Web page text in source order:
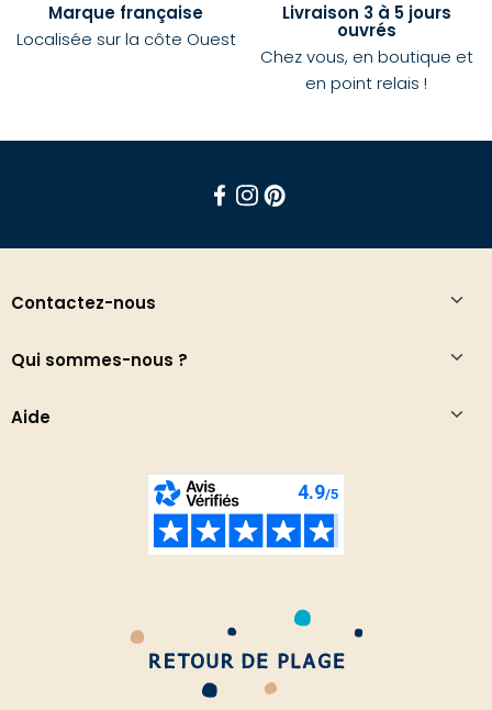
Marque française
Localisée sur la côte Ouest
Livraison 3 à 5 jours
ouvrés
Chez vous, en boutique et
en point relais !
Contactez-nous
Qui sommes-nous ?
Aide